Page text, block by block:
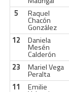
5
Raquel
Chacón
González
12
Daniela
Mesén
Calderón
23
Mariel Vega
Peralta
11
Emilie